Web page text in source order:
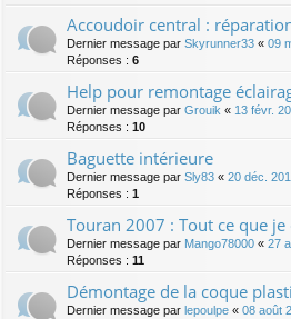
Accoudoir central :
Dernier message par Skyrunner33 « 09
Réponses : 6
Help pour remontage
Dernier message par Grouik « 13 févr.
Réponses : 10
Baguette intérieure
Dernier message par Sly83 « 20 déc.
Réponses : 1
Touran 2007 : Tout ce que
Dernier message par Mango78000 « 27
Réponses : 11
Démontage de la coque
Dernier message par lepoulpe « 08 août